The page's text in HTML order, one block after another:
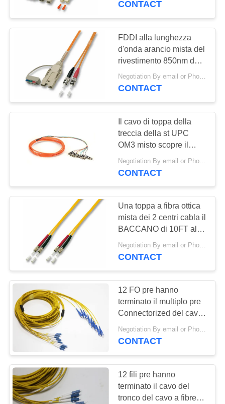
CONTACT
FDDI alla lunghezza
d'onda arancio mista del
rivestimento 850nm del
cavo di toppa della fibra
dello Sc LSZH
Negotiation By email or Phone Call MOQ:Dire di MOQ è 10pcs
CONTACT
Il cavo di toppa della
treccia della st UPC
OM3 misto scopre il
rivestimento di PVC di
Fanouit del nastro
CONTACT
Una toppa a fibra ottica
mista dei 2 centri cabla il
BACCANO di 10FT al
rivestimento di E2000
l'APC LSZH
Negotiation By email or Phone Call MOQ:Dire di MOQ è 10pc
CONTACT
12 FO pre hanno
terminato il multiplo pre
Connectorized del cavo
del tronco del cavo a
fibre ottiche/Sc UPC
Negotiation By email or Phone Call MOQ:Dire di MOQ è 10pcs
CONTACT
12 fili pre hanno
terminato il cavo del
tronco del cavo a fibre